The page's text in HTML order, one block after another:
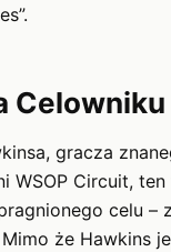
Celowniku
gracza
WSOP Circuit,
celu –
Mimo że Hawkins